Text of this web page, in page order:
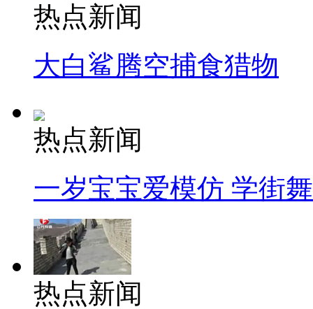
热点新闻
大白鲨腾空捕食猎物
热点新闻
一岁宝宝爱模仿 学街
热点新闻